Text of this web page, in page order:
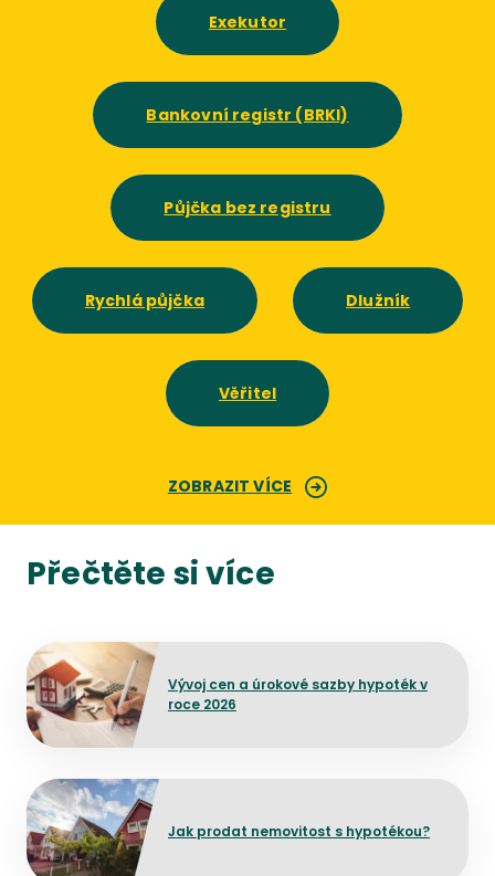
Exekutor
Bankovní registr (BRKI)
Půjčka bez registru
Rychlá půjčka Dlužník
Věřitel
ZOBRAZIT VÍCE
Přečtěte si více
Vývoj cen a úrokové sazby hypoték v
roce 2026
Přejít na detail článku
Jak prodat nemovitost s hypotékou?
Přejít na detail článku